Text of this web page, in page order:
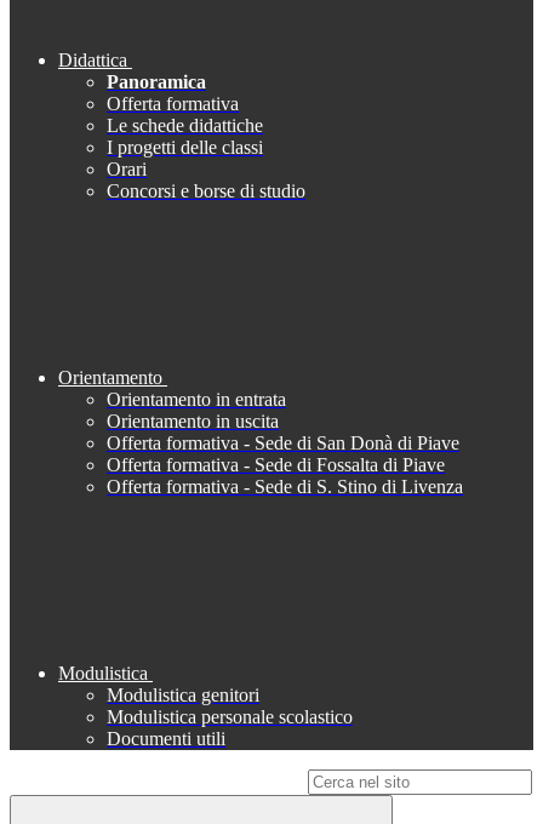
Didattica
Panoramica
Offerta formativa
Le schede didattiche
I progetti delle classi
Orari
Concorsi e borse di studio
Orientamento
Orientamento in entrata
Orientamento in uscita
Offerta formativa - Sede di San Donà di Piave
Offerta formativa - Sede di Fossalta di Piave
Offerta formativa - Sede di S. Stino di Livenza
Modulistica
Modulistica genitori
Modulistica personale scolastico
Documenti utili